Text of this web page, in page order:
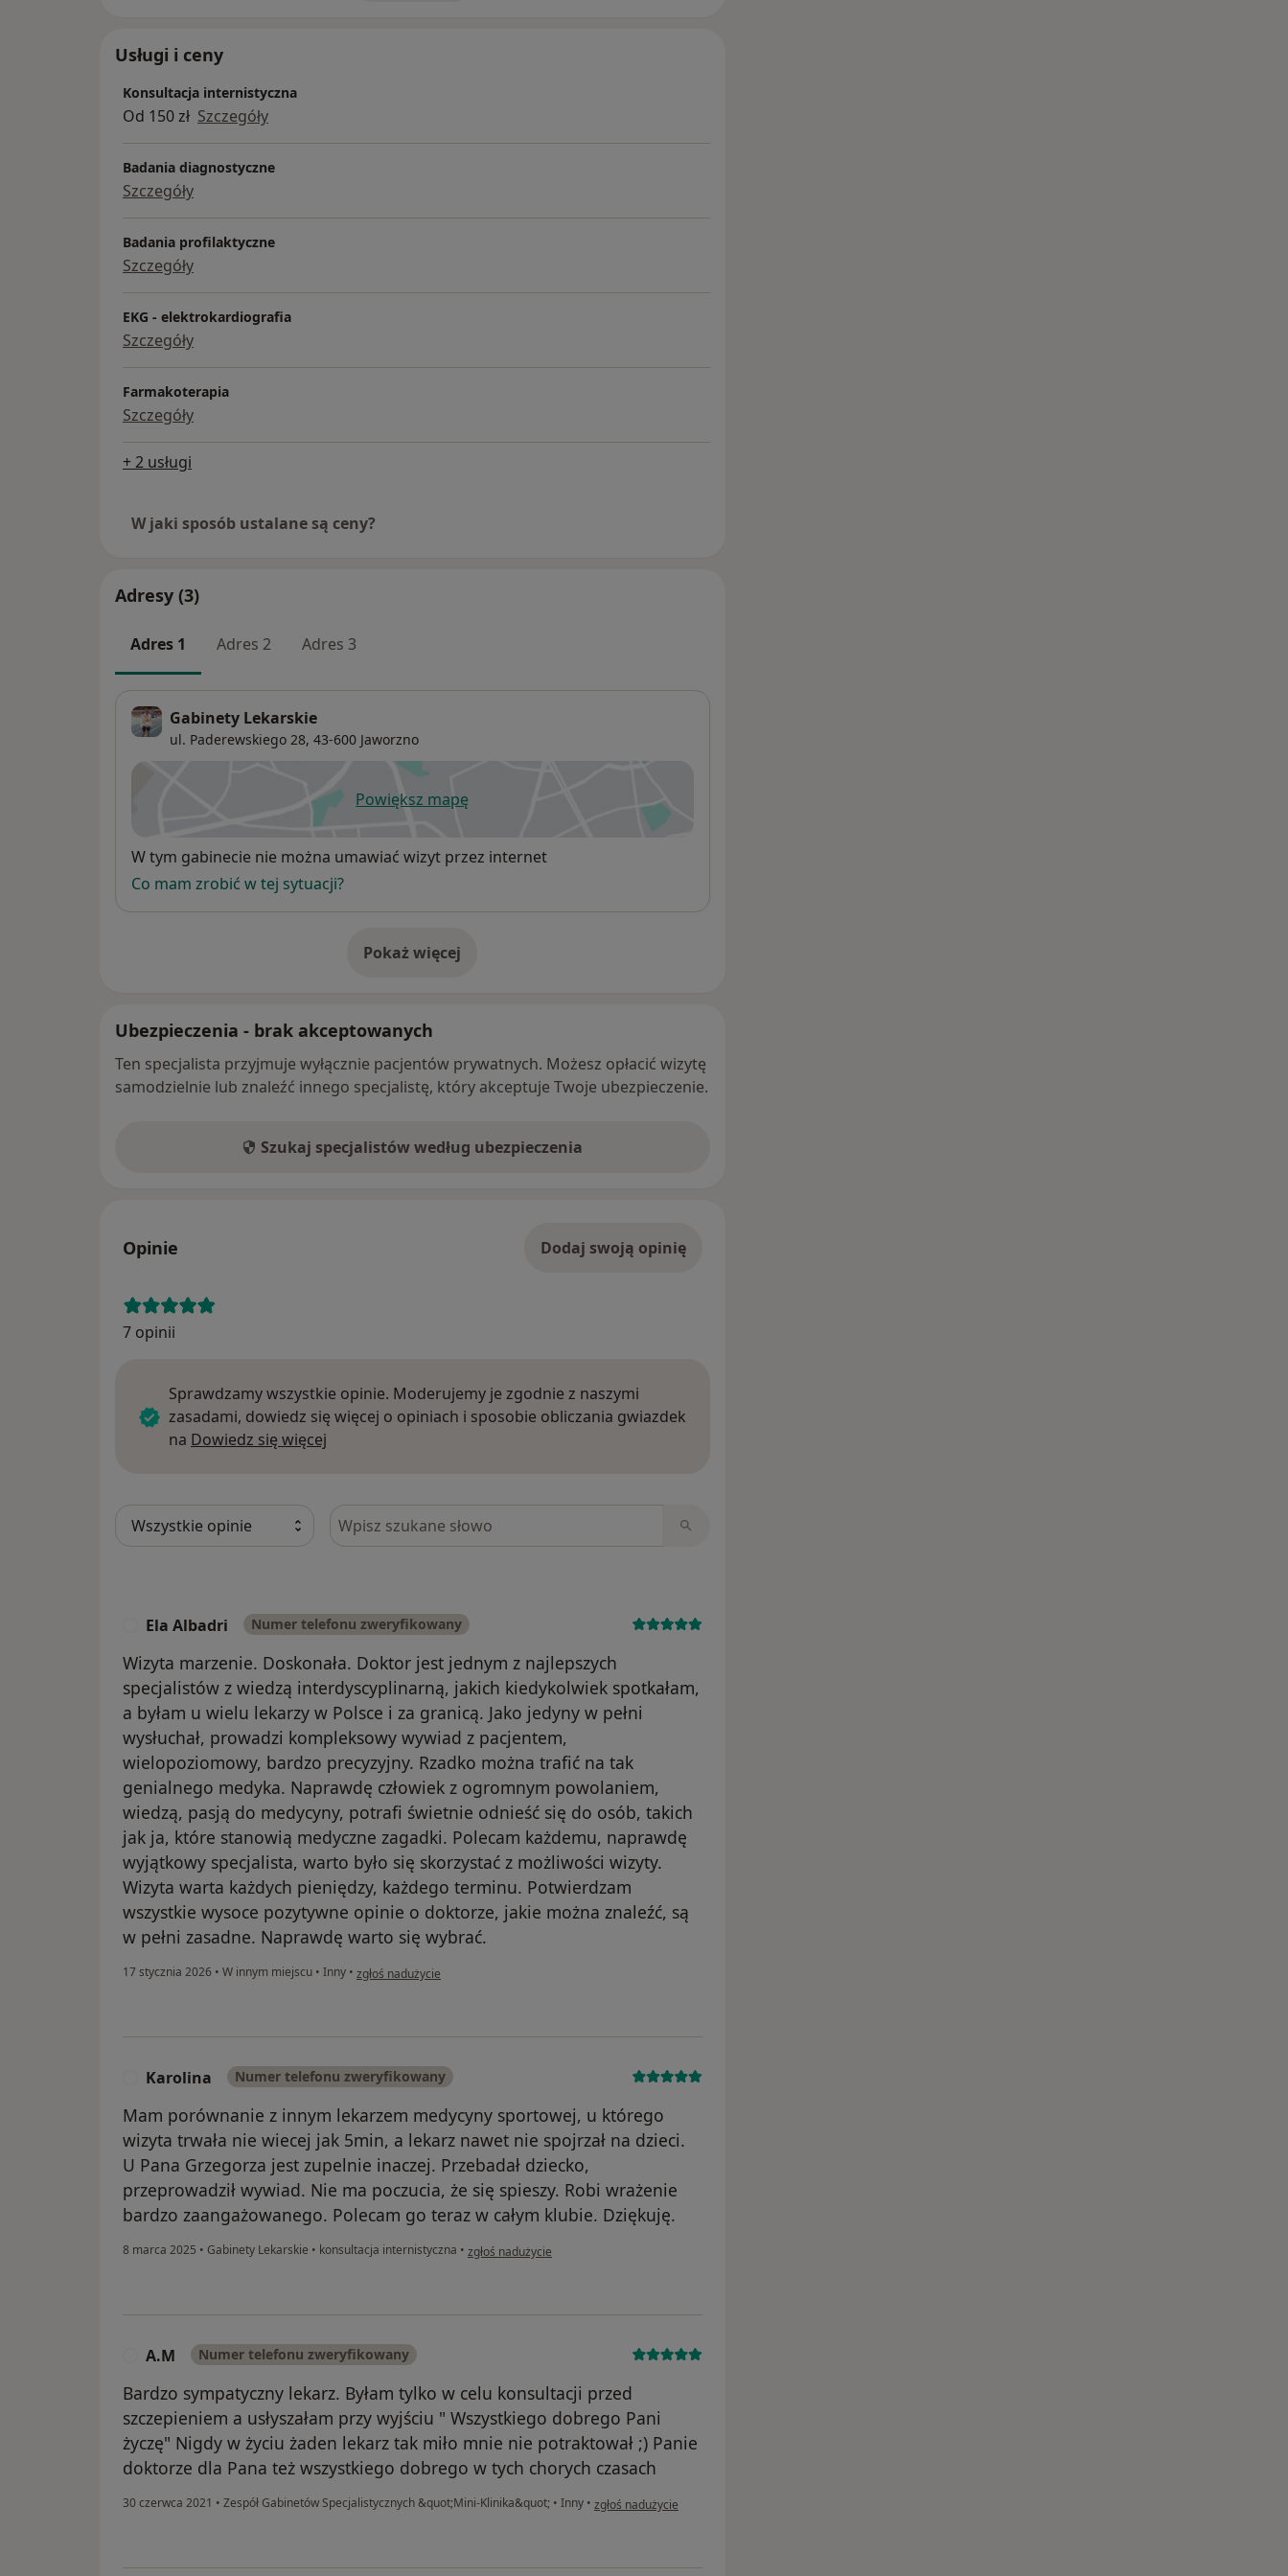
Usługi i ceny
Konsultacja internistyczna
Od 150 zł Szczegóły
Badania diagnostyczne
Szczegóły
Badania profilaktyczne
Szczegóły
EKG - elektrokardiografia
Szczegóły
Farmakoterapia
Szczegóły
+ 2 usługi
W jaki sposób ustalane są ceny?
Adresy (3)
Adres 1 Adres 2 Adres 3
Gabinety Lekarskie
ul. Paderewskiego 28, 43-600 Jaworzno
Powiększ mapęotwiera się w nowej karcie
Dostępność
W tym gabinecie nie można umawiać wizyt przez internet
Co mam zrobić w tej sytuacji?
Pokaż więcej
o adresie
Ubezpieczenia - brak akceptowanych
Ten specjalista przyjmuje wyłącznie pacjentów prywatnych. Możesz opłacić wizytę
samodzielnie lub znaleźć innego specjalistę, który akceptuje Twoje ubezpieczenie.
Szukaj specjalistów według ubezpieczenia
Opinie Dodaj swoją opinię
7 opinii
Sprawdzamy wszystkie opinie. Moderujemy je zgodnie z naszymi
zasadami, dowiedz się więcej o opiniach i sposobie obliczania gwiazdek
na Dowiedz się więcej
Szukaj w opiniach
Ela Albadri Numer telefonu zweryfikowany
Wizyta marzenie. Doskonała. Doktor jest jednym z najlepszych
specjalistów z wiedzą interdyscyplinarną, jakich kiedykolwiek spotkałam,
a byłam u wielu lekarzy w Polsce i za granicą. Jako jedyny w pełni
wysłuchał, prowadzi kompleksowy wywiad z pacjentem,
wielopoziomowy, bardzo precyzyjny. Rzadko można trafić na tak
genialnego medyka. Naprawdę człowiek z ogromnym powolaniem,
wiedzą, pasją do medycyny, potrafi świetnie odnieść się do osób, takich
jak ja, które stanowią medyczne zagadki. Polecam każdemu, naprawdę
wyjątkowy specjalista, warto było się skorzystać z możliwości wizyty.
Wizyta warta każdych pieniędzy, każdego terminu. Potwierdzam
wszystkie wysoce pozytywne opinie o doktorze, jakie można znaleźć, są
w pełni zasadne. Naprawdę warto się wybrać.
17 stycznia 2026 • W innym miejscu • Inny • w opinii użytkownika Ela Albadri
zgłoś nadużycie
Karolina Numer telefonu zweryfikowany
Mam porównanie z innym lekarzem medycyny sportowej, u którego
wizyta trwała nie wiecej jak 5min, a lekarz nawet nie spojrzał na dzieci.
U Pana Grzegorza jest zupelnie inaczej. Przebadał dziecko,
przeprowadził wywiad. Nie ma poczucia, że się spieszy. Robi wrażenie
bardzo zaangażowanego. Polecam go teraz w całym klubie. Dziękuję.
8 marca 2025 • Gabinety Lekarskie • konsultacja internistyczna • w opinii użytkownika Karolina
zgłoś nadużycie
A.M Numer telefonu zweryfikowany
Bardzo sympatyczny lekarz. Byłam tylko w celu konsultacji przed
szczepieniem a usłyszałam przy wyjściu " Wszystkiego dobrego Pani
życzę" Nigdy w życiu żaden lekarz tak miło mnie nie potraktował ;) Panie
doktorze dla Pana też wszystkiego dobrego w tych chorych czasach
30 czerwca 2021 • Zespół Gabinetów Specjalistycznych &quot;Mini-Klinika&quot; • Inny • w opinii użytkownika A.M
zgłoś nadużycie